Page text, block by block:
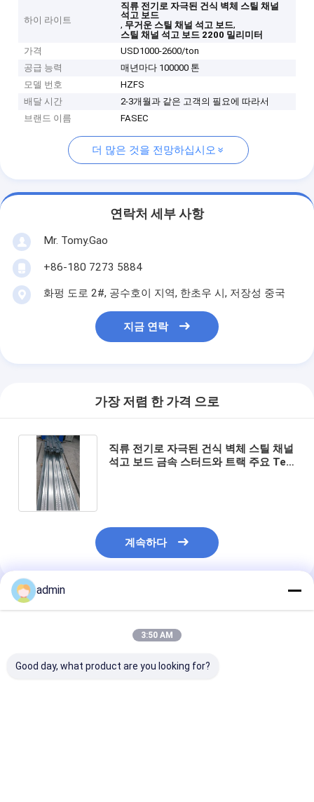
하이 라이트
직류 전기로 자극된 건식 벽체 스틸 채널
석고 보드
, 무거운 스틸 채널 석고 보드,
스틸 채널 석고 보드 2200 밀리미터
가격
USD1000-2600/ton
공급 능력
매년마다 100000 톤
모델 번호
HZFS
배달 시간
2-3개월과 같은 고객의 필요에 따라서
브랜드 이름
FASEC
더 많은 것을 전망하십시오
연락처 세부 사항
Mr. Tomy.Gao
+86-180 7273 5884
화펑 도로 2#, 공수호이 지역, 한초우 시, 저장성 중국
지금 연락
가장 저렴 한 가격 으로
직류 전기로 자극된 건식 벽체 스틸 채널
석고 보드 금속 스터드와 트랙 주요 Tee
계속하다
추천된 제품
admin
3:50 AM
Good day, what product are you looking for?